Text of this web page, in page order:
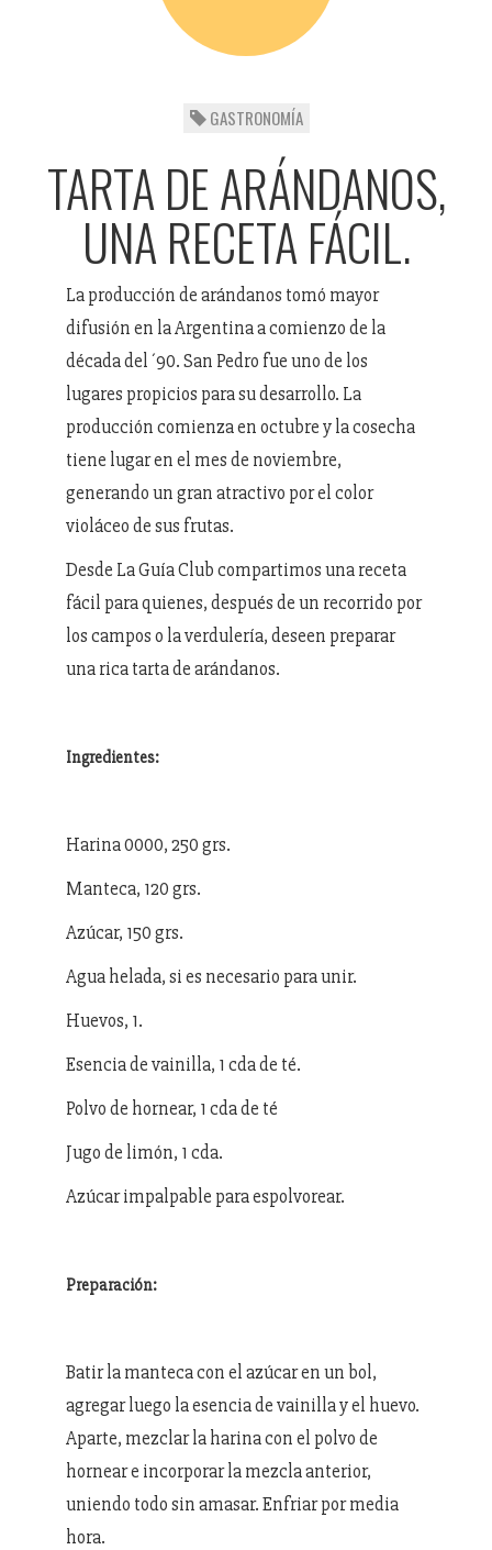
GASTRONOMÍA
TARTA DE ARÁNDANOS,
UNA RECETA FÁCIL.
La producción de arándanos tomó mayor
difusión en la Argentina a comienzo de la
década del ´90. San Pedro fue uno de los
lugares propicios para su desarrollo. La
producción comienza en octubre y la cosecha
tiene lugar en el mes de noviembre,
generando un gran atractivo por el color
violáceo de sus frutas.
Desde La Guía Club compartimos una receta
fácil para quienes, después de un recorrido por
los campos o la verdulería, deseen preparar
una rica tarta de arándanos.
Ingredientes:
Harina 0000, 250 grs.
Manteca, 120 grs.
Azúcar, 150 grs.
Agua helada, si es necesario para unir.
Huevos, 1.
Esencia de vainilla, 1 cda de té.
Polvo de hornear, 1 cda de té
Jugo de limón, 1 cda.
Azúcar impalpable para espolvorear.
Preparación:
Batir la manteca con el azúcar en un bol,
agregar luego la esencia de vainilla y el huevo.
Aparte, mezclar la harina con el polvo de
hornear e incorporar la mezcla anterior,
uniendo todo sin amasar. Enfriar por media
hora.